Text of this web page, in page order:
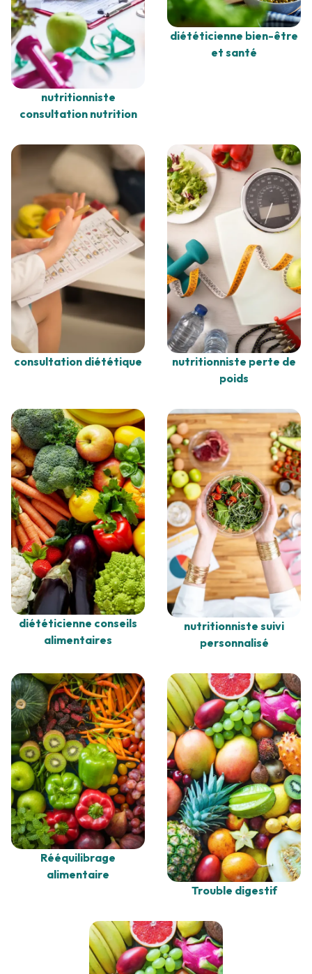
nutritionniste
consultation nutrition
diététicienne bien-être
et santé
consultation diététique
nutritionniste perte de
poids
diététicienne conseils
alimentaires
nutritionniste suivi
personnalisé
Rééquilibrage
alimentaire
Trouble digestif